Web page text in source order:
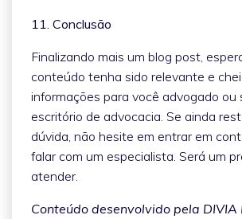
11. Conclusão
Finalizando mais um blog post,
conteúdo tenha sido relevante e
informações para você advogado ou
escritório de advocacia. Se ainda
dúvida, não hesite em entrar em
falar com um especialista. Será um
atender.
Conteúdo desenvolvido pela DIVIA